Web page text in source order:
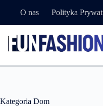
O nas Polityka
Kategoria Dom